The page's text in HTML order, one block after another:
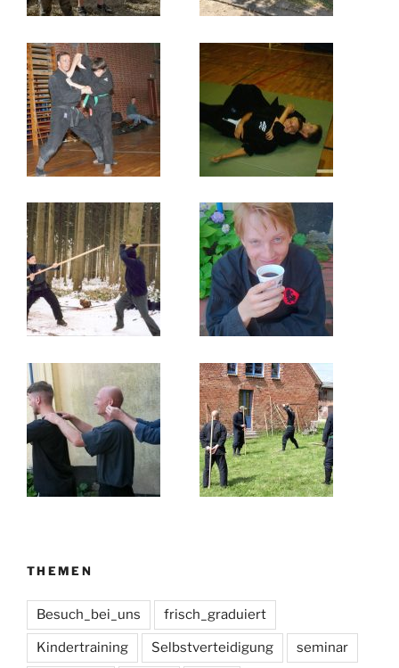
THEMEN
Besuch_bei_uns frisch_graduiert
Kindertraining Selbstverteidigung seminar